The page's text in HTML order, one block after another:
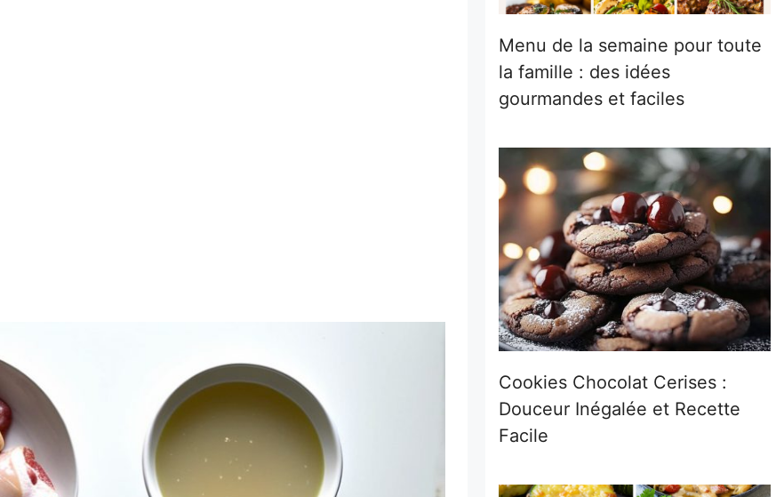
Menu de la semaine pour toute
la famille : des idées
gourmandes et faciles
Cookies Chocolat Cerises :
Douceur Inégalée et Recette
Facile